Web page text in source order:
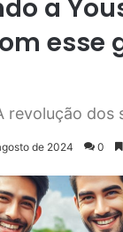
a
esse
revolução dos
de 2024 0